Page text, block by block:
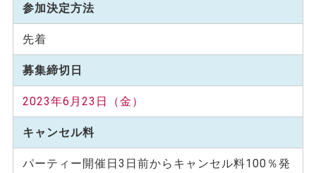
参加決定方法
先着
募集締切日
2023年6月23日（金）
キャンセル料
パーティー開催日3日前からキャンセル料100％発